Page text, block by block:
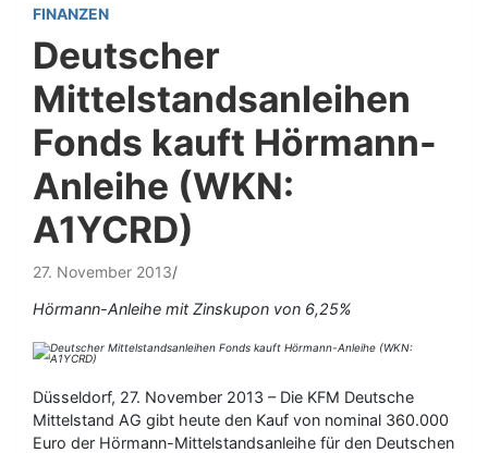
FINANZEN
Deutscher
Mittelstandsanleihen
Fonds kauft Hörmann-
Anleihe (WKN:
A1YCRD)
27. November 2013
Hörmann-Anleihe mit Zinskupon von 6,25%
Düsseldorf, 27. November 2013 – Die KFM Deutsche
Mittelstand AG gibt heute den Kauf von nominal 360.000
Euro der Hörmann-Mittelstandsanleihe für den Deutschen